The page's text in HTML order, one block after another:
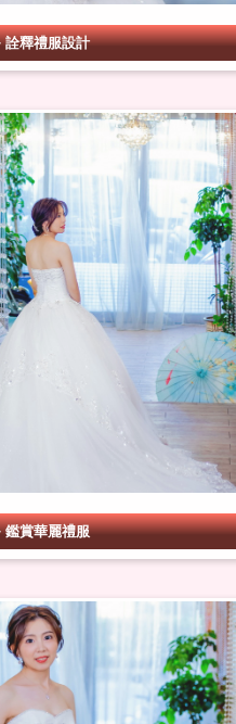
詮釋禮服設計
鑑賞華麗禮服